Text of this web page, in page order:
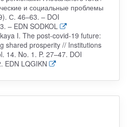
и социальные проблемы
С. 46–63. – DOI
– EDN SODKOL
I. The post-covid-19 future:
shared prosperity // Institutions
14. No. 1. P. 27–47. DOI
EDN LQGIKN